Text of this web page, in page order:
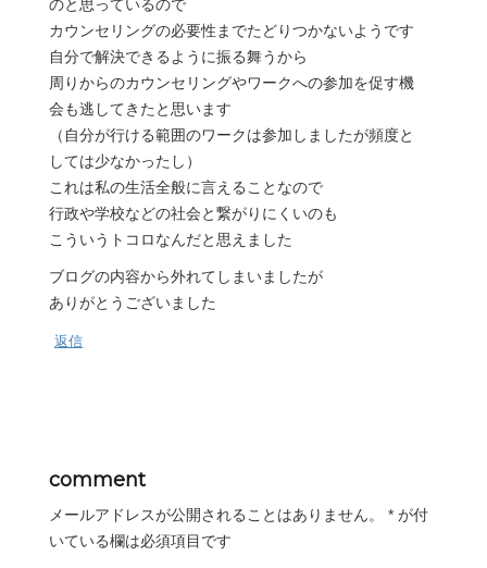
のと思っているので
カウンセリングの必要性までたどりつかないようです
自分で解決できるように振る舞うから
周りからのカウンセリングやワークへの参加を促す機
会も逃してきたと思います
（自分が行ける範囲のワークは参加しましたが頻度と
しては少なかったし）
これは私の生活全般に言えることなので
行政や学校などの社会と繋がりにくいのも
こういうトコロなんだと思えました
ブログの内容から外れてしまいましたが
ありがとうございました
返信
comment
メールアドレスが公開されることはありません。 * が付
いている欄は必須項目です